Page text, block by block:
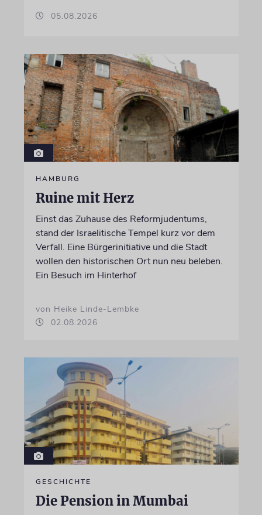
05.08.2026
HAMBURG
Ruine mit Herz
Einst das Zuhause des Reformjudentums,
stand der Israelitische Tempel kurz vor dem
Verfall. Eine Bürgerinitiative und die Stadt
wollen den historischen Ort nun neu beleben.
Ein Besuch im Hinterhof
von Heike Linde-Lembke
02.08.2026
GESCHICHTE
Die Pension in Mumbai